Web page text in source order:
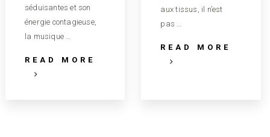
séduisantes et son
énergie contagieuse,
la musique …
READ MORE
aux tissus, il n’est
pas …
READ MORE